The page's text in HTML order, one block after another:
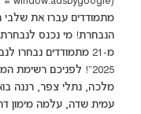
מתמודדים עברו את שלבי
מ-21 מתמודדים נבחרו
2025"! לפניכם רשימת
מלכה, נתלי צפר, רננה
עמית שדה, עלמה מימון